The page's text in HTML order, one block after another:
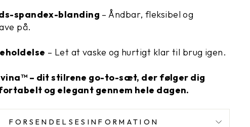
spandex-blanding – Åndbar, fleksibel og
på.
– Let at vaske og hurtigt klar til brug igen.
– dit stilrene go-to-sæt, der følger dig
og elegant gennem hele dagen.
FORSENDELSESINFORMATION